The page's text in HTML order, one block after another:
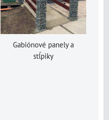
Gabiónové panely a
stĺpiky